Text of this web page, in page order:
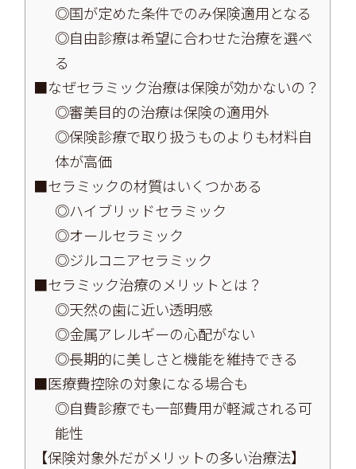
◎国が定めた条件でのみ保険適用となる
◎自由診療は希望に合わせた治療を選べ
る
■なぜセラミック治療は保険が効かないの？
◎審美目的の治療は保険の適用外
◎保険診療で取り扱うものよりも材料自
体が高価
■セラミックの材質はいくつかある
◎ハイブリッドセラミック
◎オールセラミック
◎ジルコニアセラミック
■セラミック治療のメリットとは？
◎天然の歯に近い透明感
◎金属アレルギーの心配がない
◎長期的に美しさと機能を維持できる
■医療費控除の対象になる場合も
◎自費診療でも一部費用が軽減される可
能性
【保険対象外だがメリットの多い治療法】